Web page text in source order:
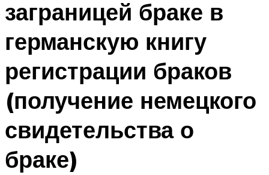
заграницей браке в
германскую книгу
регистрации браков
(получение немецкого
свидетельства о
браке)